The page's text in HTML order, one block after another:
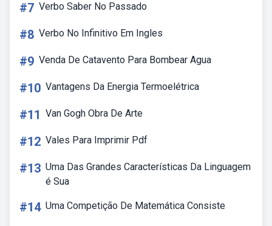
#7 Verbo Saber No Passado
#8 Verbo No Infinitivo Em Ingles
#9 Venda De Catavento Para Bombear Agua
#10 Vantagens Da Energia Termoelétrica
#11 Van Gogh Obra De Arte
#12 Vales Para Imprimir Pdf
#13 Uma Das Grandes Características Da Linguagem
é Sua
#14 Uma Competição De Matemática Consiste